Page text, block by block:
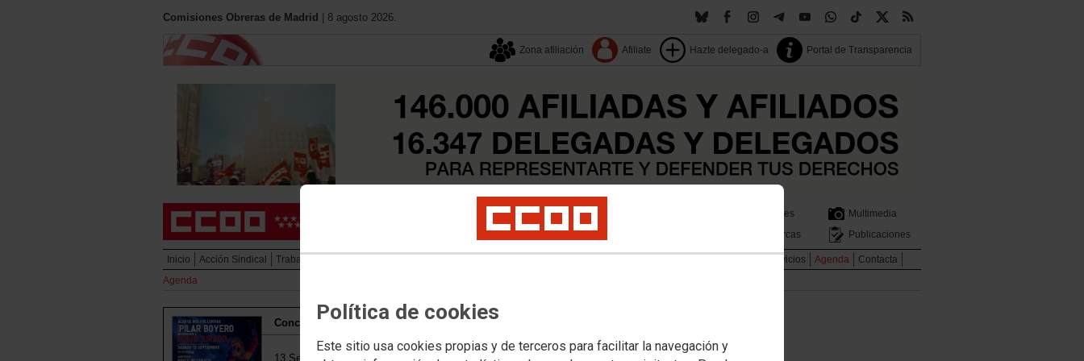
Política de cookies
Este sitio usa cookies propias y de terceros para facilitar la navegación y
Comisiones Obreras de Madrid | 8 agosto 2026.
Zona afiliación Afiliate Hazte delegado-a Portal de Transparencia
13º Congreso Sectores
Multimedia
Comarcas Publicaciones
Inicio Acción Sindical Trabajo Tus Servicios Agenda
Contacta
Agenda
Concierto Tributo a Rocío Jurado
13 Septiembre 2025. 20:00 - 22:00